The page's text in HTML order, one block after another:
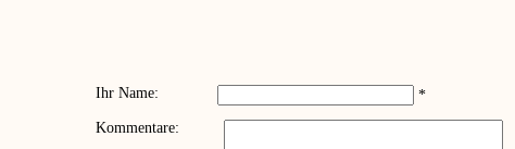
Ihr Name:
*
Kommentare: